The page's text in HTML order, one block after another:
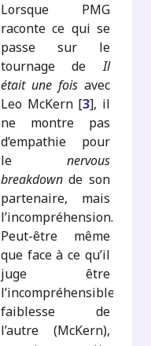
Lorsque PMG
raconte ce qui se
passe sur le
tournage deIl
était une foisavec
Leo McKern[3], il
ne montre pas
d’empathie pour
le nervous
breakdown de son
partenaire, mais
l’incompréhension.
Peut-être même
que face à ce qu’il
juge être
l’incompréhensible
faiblesse de
l’autre (McKern),